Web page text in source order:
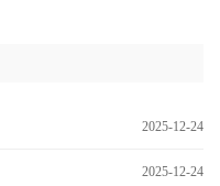
2025-12-24
2025-12-24